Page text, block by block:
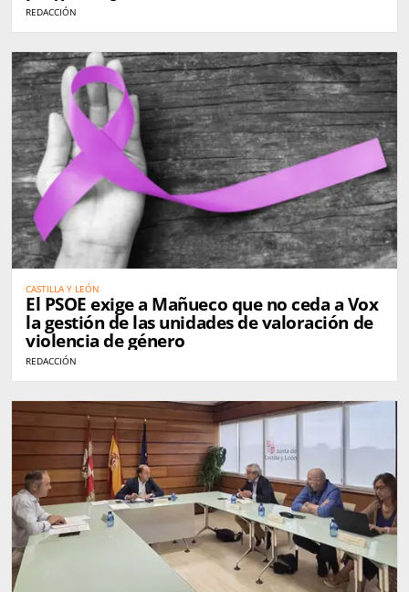
REDACCIÓN
CASTILLA Y LEÓN
El PSOE exige a Mañueco que no ceda a Vox
la gestión de las unidades de valoración de
violencia de género
REDACCIÓN